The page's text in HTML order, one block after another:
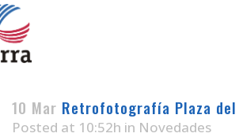
10 Mar Retrofotografía Plaza del
Posted at 10:52h in Novedades